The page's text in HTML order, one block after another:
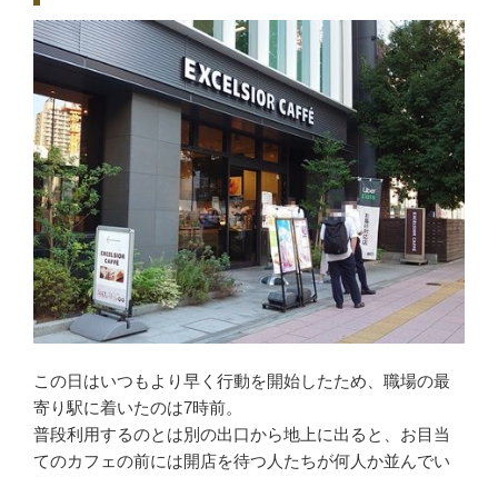
この日はいつもより早く行動を開始したため、職場の最
寄り駅に着いたのは7時前。
普段利用するのとは別の出口から地上に出ると、お目当
てのカフェの前には開店を待つ人たちが何人か並んでい